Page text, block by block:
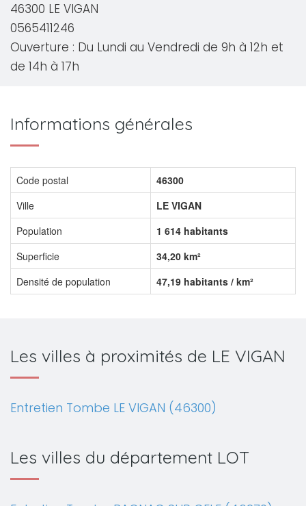
46300 LE VIGAN
0565411246
Ouverture : Du Lundi au Vendredi de 9h à 12h et
de 14h à 17h
Informations générales
Code postal
46300
Ville
LE VIGAN
Population
1 614 habitants
Superficie
34,20 km²
Densité de population
47,19 habitants / km²
Les villes à proximités de LE VIGAN
Entretien Tombe LE VIGAN (46300)
Les villes du département LOT